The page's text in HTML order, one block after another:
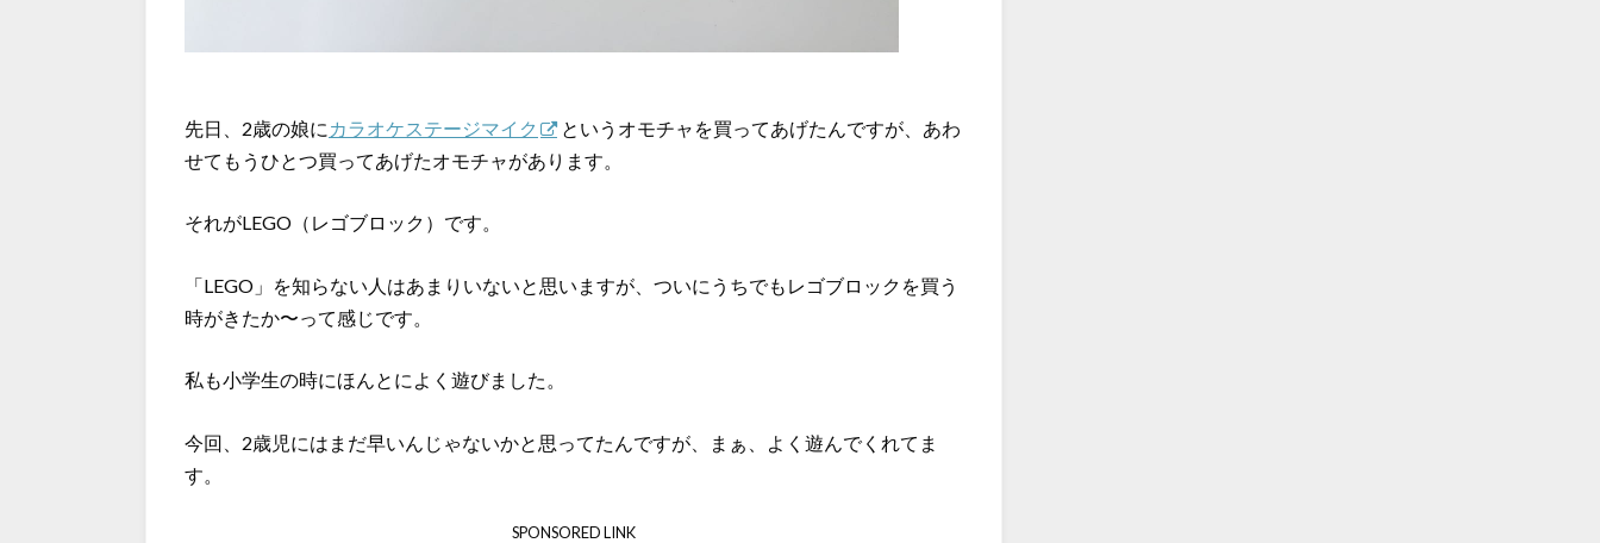
先日、2歳の娘に カラオケステージマイク
というオモチャを買ってあげたんですが、あわ
せてもうひとつ買ってあげたオモチャがあります。
それがLEGO（レゴブロック）です。
「LEGO」を知らない人はあまりいないと思いますが、ついにうちでもレゴブロックを買う
時がきたか〜って感じです。
私も小学生の時にほんとによく遊びました。
今回、2歳児にはまだ早いんじゃないかと思ってたんですが、まぁ、よく遊んでくれてま
す。
SPONSORED LINK